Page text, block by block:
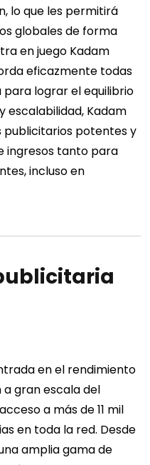
lo que les permitirá
globales de forma
en juego Kadam
eficazmente todas
para lograr el equilibrio
Kadam
potentes y
ingresos tanto para
incluso en
en el rendimiento
gran escala del
a más de 11 mil
en toda la red. Desde
amplia gama de